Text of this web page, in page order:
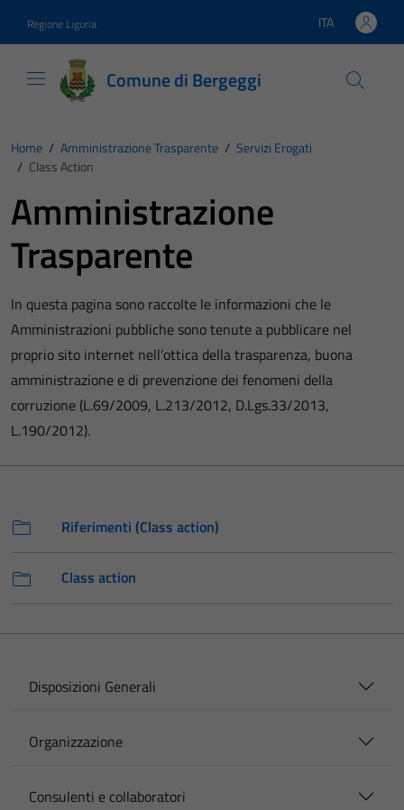
Regione Liguria Lingua attiva:
ITA
Comune di Bergeggi
Home / Amministrazione Trasparente / Servizi Erogati
/ Class Action
Amministrazione
Trasparente
In questa pagina sono raccolte le informazioni che le
Amministrazioni pubbliche sono tenute a pubblicare nel
proprio sito internet nell’ottica della trasparenza, buona
amministrazione e di prevenzione dei fenomeni della
corruzione (L.69/2009, L.213/2012, D.Lgs.33/2013,
L.190/2012).
Riferimenti (Class action)
Class action
Disposizioni Generali
Organizzazione
Consulenti e collaboratori